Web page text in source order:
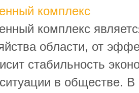
комплекс
комплекс
области, от
стабильность
в обществе. В